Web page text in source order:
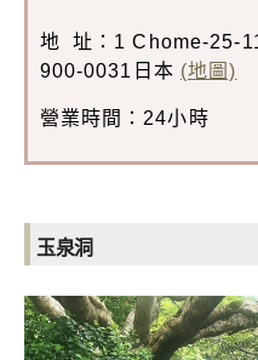
地 址：1 Chome-25-
900-0031日本 (地圖)
營業時間：24小時
玉泉洞